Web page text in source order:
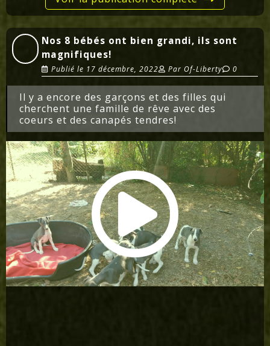
Nos 8 bébés ont bien grandi, ils sont
magnifiques!
Publié le 17 décembre, 2022 Par Of-Liberty 0
Il y a encore des garçons et des filles qui
cherchent une famille de rêve avec des
coeurs et des canapés tendres!
00:00 00:00